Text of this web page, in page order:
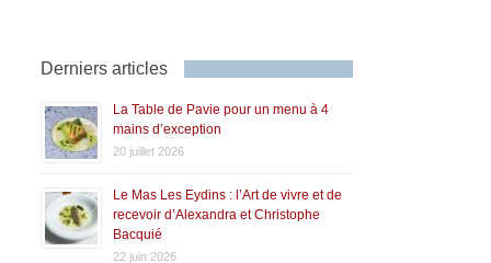
Derniers articles
La Table de Pavie pour un menu à 4
mains d’exception
20 juillet 2026
Le Mas Les Eydins : l’Art de vivre et de
recevoir d’Alexandra et Christophe
Bacquié
22 juin 2026